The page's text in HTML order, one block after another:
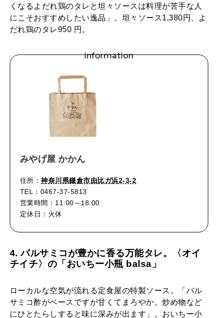
くなるよだれ鶏のタレと坦々ソースは料理が苦手な人
にこそおすすめしたい逸品」。坦々ソース1,380円、よ
だれ鶏のタレ950 円。
information
みやげ屋 かかん
住所：神奈川県鎌倉市由比ガ浜2-3-2
TEL：0467-37-5813
営業時間：11:00～18:00
定休日：火休
4. バルサミコが豊かに香る万能タレ。〈オイ
チイチ〉の「おいちー小瓶 balsa」
ローカルな空気が流れる定食屋の特製ソース。「バル
サミコ酢がベースですが甘くてまろやか。炒め物など
にひとたらしすると味に深みが出ます」。おいちー小